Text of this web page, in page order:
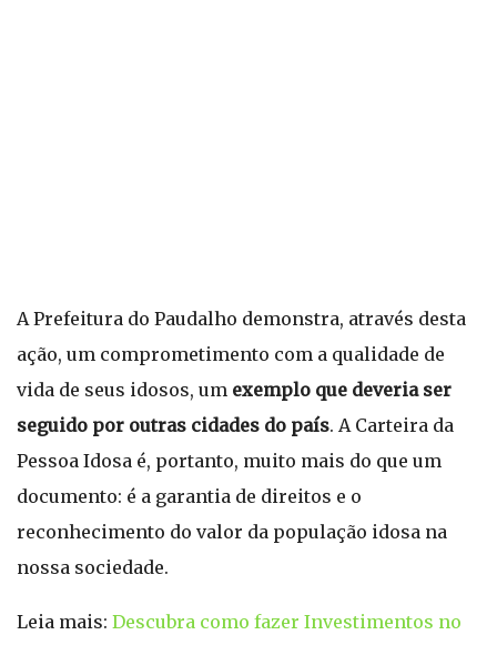
A Prefeitura do Paudalho demonstra, através desta
ação, um comprometimento com a qualidade de
vida de seus idosos, um exemplo que deveria ser
seguido por outras cidades do país. A Carteira da
Pessoa Idosa é, portanto, muito mais do que um
documento: é a garantia de direitos e o
reconhecimento do valor da população idosa na
nossa sociedade.
Leia mais: Descubra como fazer Investimentos no